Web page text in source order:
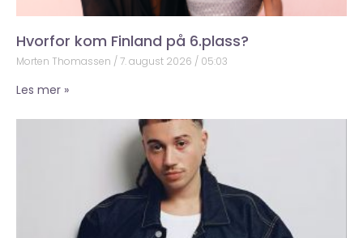
Hvorfor kom Finland på 6.plass?
Morten Thomassen 7. august 2026 05:03
Les mer »